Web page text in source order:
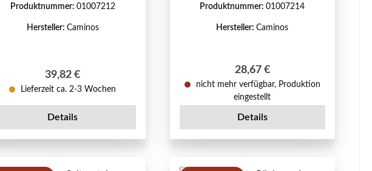
Produktnummer: 01007212
Hersteller: Caminos
Regulärer Preis:
39,82 €
Lieferzeit ca. 2-3 Wochen
Details
Produktnummer:01007214
Hersteller:Caminos
Regulärer Preis:
28,67 €
nicht mehr verfügbar, Produktion
eingestellt
Details